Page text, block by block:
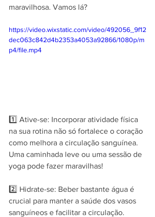
maravilhosa. Vamos lá?
https://video.wixstatic.com/video/492056_9f12
dec063c842d4b2353a4053a92866/1080p/m
p4/file.mp4
1️⃣ Ative-se: Incorporar atividade física
na sua rotina não só fortalece o coração
como melhora a circulação sanguínea.
Uma caminhada leve ou uma sessão de
yoga pode fazer maravilhas!
2️⃣ Hidrate-se: Beber bastante água é
crucial para manter a saúde dos vasos
sanguíneos e facilitar a circulação.